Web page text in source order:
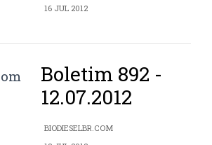
16 JUL 2012
Boletim 892 -
12.07.2012
BIODIESELBR.COM